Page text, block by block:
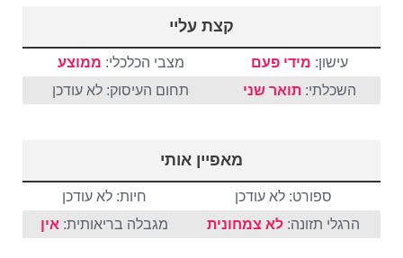
קצת עליי
עישון: מידי פעם מצבי הכלכלי: ממוצע
השכלתי: תואר שני תחום העיסוק: לא עודכן
מאפיין אותי
ספורט: לא עודכן
חיות: לא עודכן
הרגלי תזונה: לא צמחונית מגבלה בריאותית: אין